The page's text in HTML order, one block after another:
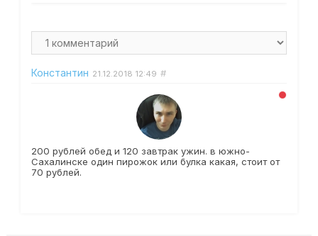
Константин 21.12.2018 12:49 #
200 рублей обед и 120 завтрак ужин. в южно-
Сахалинске один пирожок или булка какая, стоит от
70 рублей.